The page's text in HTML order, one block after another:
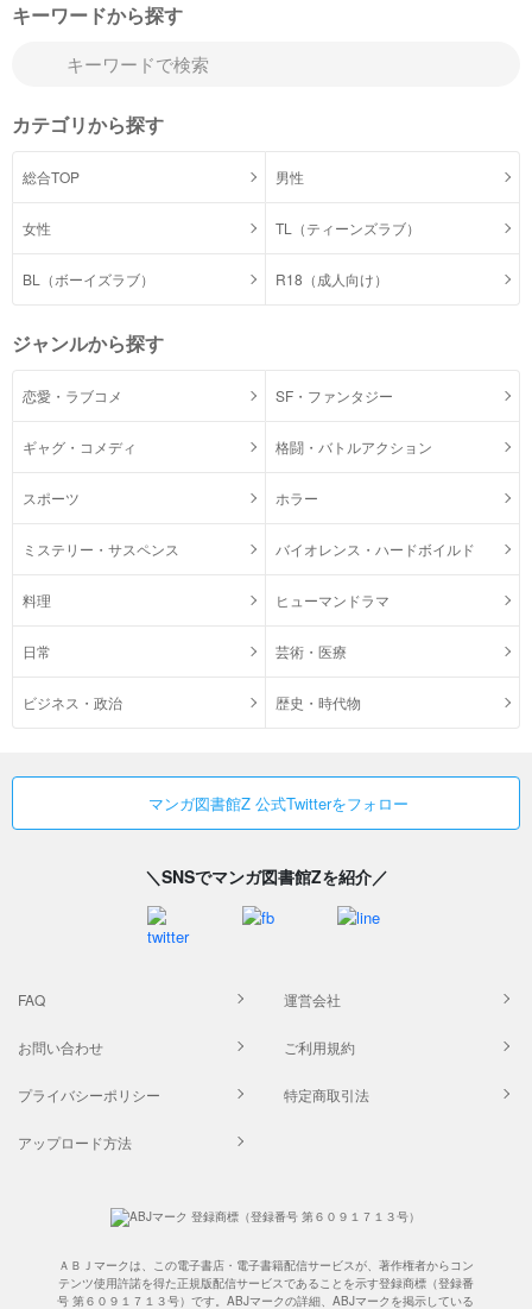
キーワードから探す
カテゴリから探す
総合TOP 男性
女性 TL（ティーンズラブ）
BL（ボーイズラブ） R18（成人向け）
ジャンルから探す
恋愛・ラブコメ SF・ファンタジー
ギャグ・コメディ 格闘・バトルアクション
スポーツ ホラー
ミステリー・サスペンス バイオレンス・ハードボイルド
料理 ヒューマンドラマ
日常 芸術・医療
ビジネス・政治 歴史・時代物
マンガ図書館Z 公式Twitterをフォロー
＼SNSでマンガ図書館Zを紹介／
FAQ 運営会社
お問い合わせ ご利用規約
プライバシーポリシー 特定商取引法
アップロード方法
ＡＢＪマークは、この電子書店・電子書籍配信サービスが、著作権者からコン
テンツ使用許諾を得た正規版配信サービスであることを示す登録商標（登録番
号 第６０９１７１３号）です。ABJマークの詳細、ABJマークを掲示している